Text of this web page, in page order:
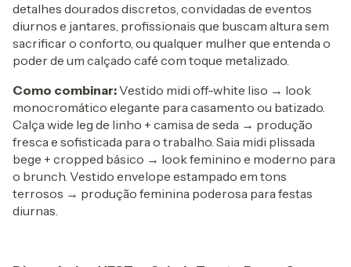
detalhes dourados discretos, convidadas de eventos
diurnos e jantares, profissionais que buscam altura sem
sacrificar o conforto, ou qualquer mulher que entenda o
poder de um calçado café com toque metalizado.
Como combinar:Vestido midi off-white liso → look
monocromático elegante para casamento ou batizado.
Calça wide leg de linho + camisa de seda → produção
fresca e sofisticada para o trabalho. Saia midi plissada
bege + cropped básico → look feminino e moderno para
o brunch. Vestido envelope estampado em tons
terrosos → produção feminina poderosa para festas
diurnas.